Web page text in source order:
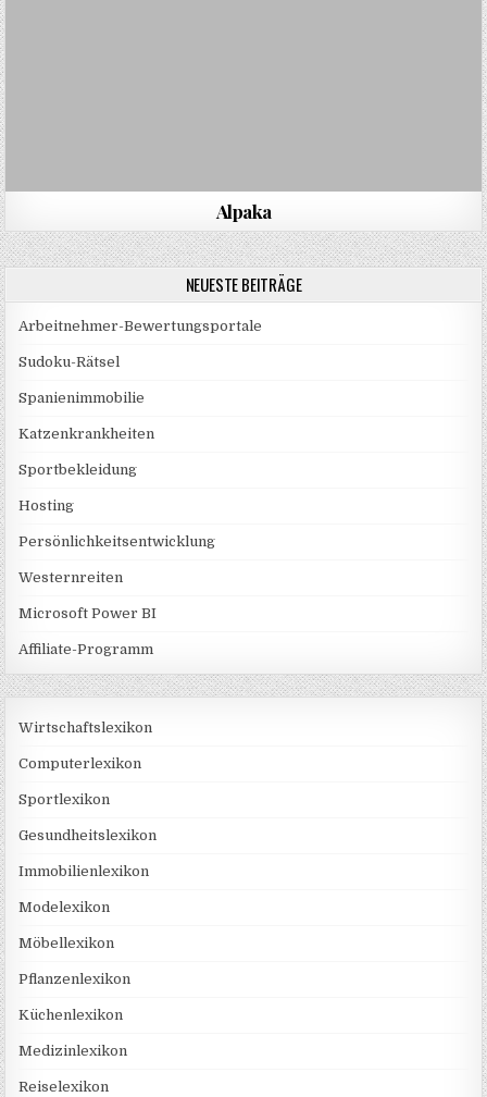
Alpaka
NEUESTE BEITRÄGE
Arbeitnehmer-Bewertungsportale
Sudoku-Rätsel
Spanienimmobilie
Katzenkrankheiten
Sportbekleidung
Hosting
Persönlichkeitsentwicklung
Westernreiten
Microsoft Power BI
Affiliate-Programm
Wirtschaftslexikon
Computerlexikon
Sportlexikon
Gesundheitslexikon
Immobilienlexikon
Modelexikon
Möbellexikon
Pflanzenlexikon
Küchenlexikon
Medizinlexikon
Reiselexikon